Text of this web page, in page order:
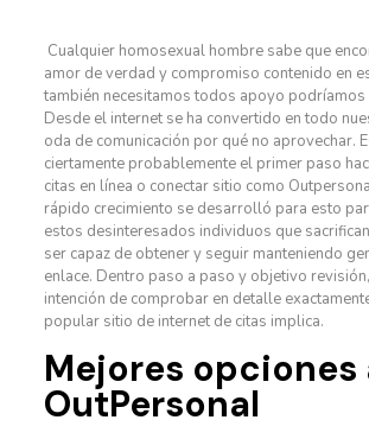
Cualquier homosexual hombre sabe que
amor de verdad y compromiso contenido en
también necesitamos todos apoyo podríamos
Desde el internet se ha convertido en todo
oda de comunicación por qué no aprovechar.
ciertamente probablemente el primer paso
citas en línea o conectar sitio como
rápido crecimiento se desarrolló para esto
estos desinteresados ​​individuos que
ser capaz de obtener y seguir manteniendo
enlace. Dentro paso a paso y objetivo
intención de comprobar en detalle
popular sitio de internet de citas implica.
Mejores opciones
OutPersonal